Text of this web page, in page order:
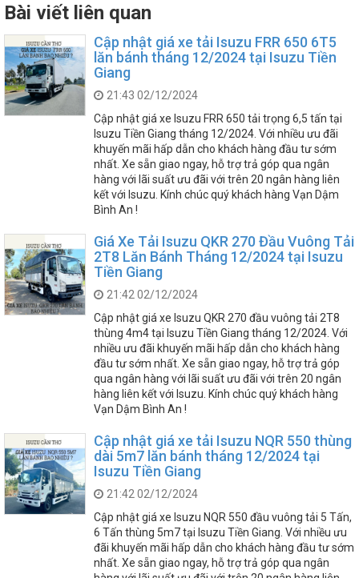
Bài viết liên quan
Cập nhật giá xe tải Isuzu FRR 650 6T5
lăn bánh tháng 12/2024 tại Isuzu Tiền
Giang
21:43 02/12/2024
Cập nhật giá xe Isuzu FRR 650 tải trọng 6,5 tấn tại
Isuzu Tiền Giang tháng 12/2024. Với nhiều ưu đãi
khuyến mãi hấp dẫn cho khách hàng đầu tư sớm
nhất. Xe sẵn giao ngay, hỗ trợ trả góp qua ngân
hàng với lãi suất ưu đãi với trên 20 ngân hàng liên
kết với Isuzu. Kính chúc quý khách hàng Vạn Dậm
Bình An !
Giá Xe Tải Isuzu QKR 270 Đầu Vuông Tải
2T8 Lăn Bánh Tháng 12/2024 tại Isuzu
Tiền Giang
21:42 02/12/2024
Cập nhật giá xe Isuzu QKR 270 đầu vuông tải 2T8
thùng 4m4 tại Isuzu Tiền Giang tháng 12/2024. Với
nhiều ưu đãi khuyến mãi hấp dẫn cho khách hàng
đầu tư sớm nhất. Xe sẵn giao ngay, hỗ trợ trả góp
qua ngân hàng với lãi suất ưu đãi với trên 20 ngân
hàng liên kết với Isuzu. Kính chúc quý khách hàng
Vạn Dậm Bình An !
Cập nhật giá xe tải Isuzu NQR 550 thùng
dài 5m7 lăn bánh tháng 12/2024 tại
Isuzu Tiền Giang
21:42 02/12/2024
Cập nhật giá xe Isuzu NQR 550 đầu vuông tải 5 Tấn,
6 Tấn thùng 5m7 tại Isuzu Tiền Giang. Với nhiều ưu
đãi khuyến mãi hấp dẫn cho khách hàng đầu tư sớm
nhất. Xe sẵn giao ngay, hỗ trợ trả góp qua ngân